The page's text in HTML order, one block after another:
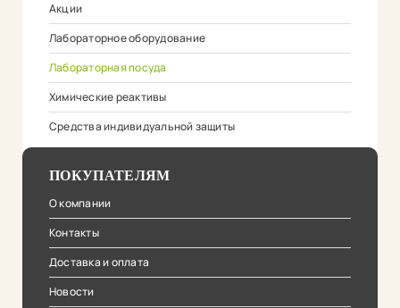
Акции
Лабораторное оборудование
Лабораторная посуда
Химические реактивы
Средства индивидуальной защиты
ПОКУПАТЕЛЯМ
О компании
Контакты
Доставка и оплата
Новости